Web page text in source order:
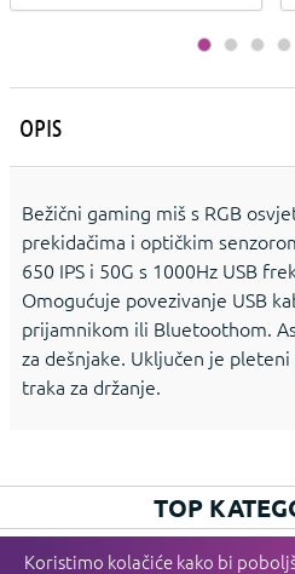
OPIS
Bežični gaming miš s RGB
prekidačima i optičkim
650 IPS i 50G s 1000Hz USB
Omogućuje povezivanje USB
prijamnikom ili Bluetoothom.
za dešnjake. Uključen je
traka za držanje.
Koristimo kolačiće kako bi
TOP
HIT